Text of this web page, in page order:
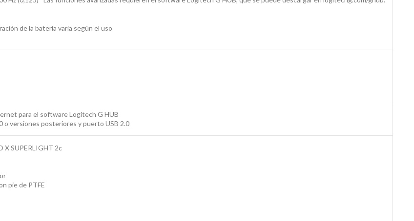
de la batería varía según el uso
para el software Logitech G HUB
o versiones posteriores y puerto USB 2.0
X SUPERLIGHT 2c
pie de PTFE